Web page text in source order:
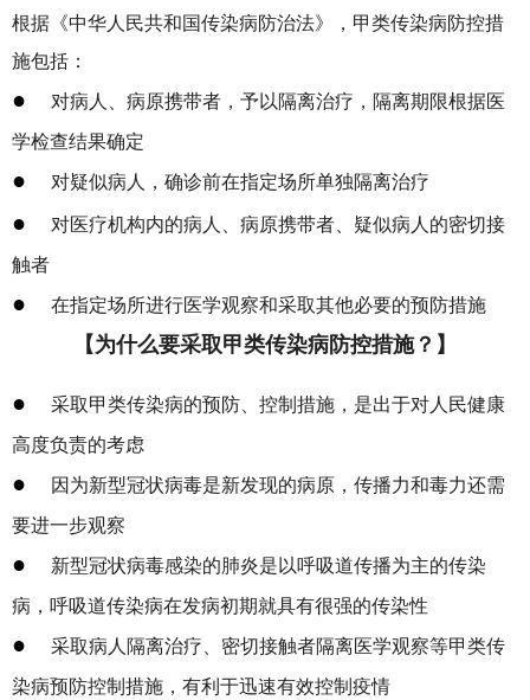
根据《中华人民共和国传染病防治法》，甲类传染病防控措
施包括：
●
对病人、病原携带者，予以隔离治疗，隔离期限根据医
学检查结果确定
●
对疑似病人，确诊前在指定场所单独隔离治疗
●
对医疗机构内的病人、病原携带者、疑似病人的密切接
触者
●
在指定场所进行医学观察和采取其他必要的预防措施
【为什么要采取甲类传染病防控措施？】
●
采取甲类传染病的预防、控制措施，是出于对人民健康
高度负责的考虑
●
因为新型冠状病毒是新发现的病原，传播力和毒力还需
要进一步观察
●
新型冠状病毒感染的肺炎是以呼吸道传播为主的传染
病，呼吸道传染病在发病初期就具有很强的传染性
●
采取病人隔离治疗、密切接触者隔离医学观察等甲类传
染病预防控制措施，有利于迅速有效控制疫情